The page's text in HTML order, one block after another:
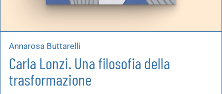
Annarosa Buttarelli
Carla Lonzi. Una filosofia della
trasformazione